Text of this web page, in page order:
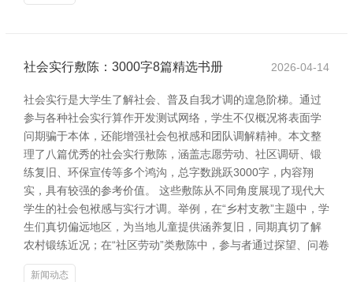
社会实行敷陈：3000字8篇精选书册 2026-04-14
社会实行是大学生了解社会、普及自我才调的遑急阶梯。通过
参与各种社会实行算作开发测试网络，学生不仅概况将表面学
问期骗于本体，还能增强社会包袱感和团队调解精神。本文整
理了八篇优秀的社会实行敷陈，涵盖志愿劳动、社区调研、锻
练复旧、环保宣传等多个鸿沟，总字数跳跃3000字，内容翔
实，具有较强的参考价值。 这些敷陈从不同角度展现了现代大
学生的社会包袱感与实行才调。举例，在“乡村支教”主题中，学
生们真切偏远地区，为当地儿童提供涵养复旧，同期真切了解
农村锻练近况；在“社区劳动”类敷陈中，参与者通过探望、问卷
新闻动态